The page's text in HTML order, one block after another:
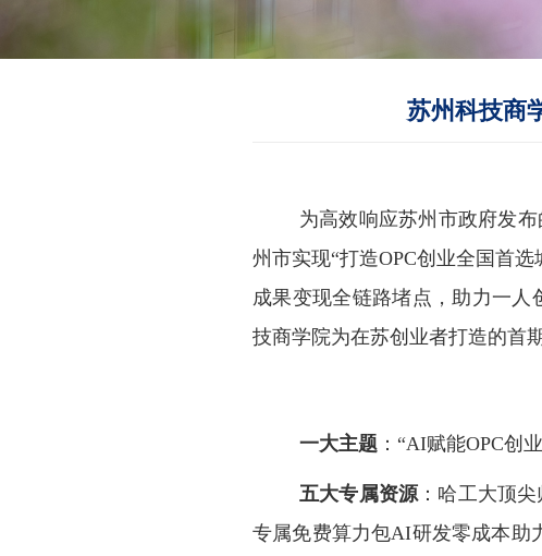
苏州科技商
为高效响应苏州市政府发
州市实现“打造OPC创业全国首选
成果变现全链路堵点，助力一
技商学院为在苏创业者打造的首
一大主题 ：“AI赋能OPC创
五大专属资源：哈工大顶
专属免费算力包AI研发零成本助